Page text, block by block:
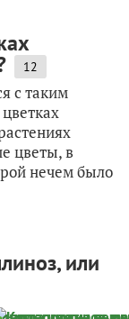
12
с таким
цветы, в
нечем было
или